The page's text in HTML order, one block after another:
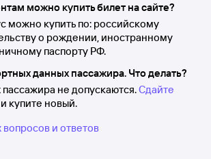
можно купить билет на сайте?
можно купить по: российскому
о рождении, иностранному
паспорту РФ.
данных пассажира. Что делать?
не допускаются.Сдайте
купите новый.
и ответов